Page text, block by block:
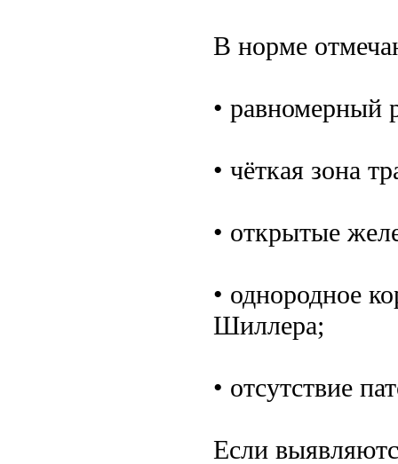
В норме
• равномерный
• чёткая зона
• открытые
• однородное
Шиллера;
• отсутствие
Если